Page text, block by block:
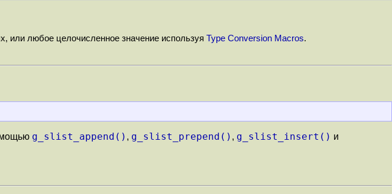
или любое целочисленное значение используя Type Conversion Macros.
g_slist_append() , g_slist_prepend() , g_slist_insert() и